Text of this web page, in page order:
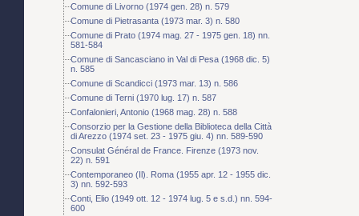
Comune di Livorno (1974 gen. 28) n. 579
Comune di Pietrasanta (1973 mar. 3) n. 580
Comune di Prato (1974 mag. 27 - 1975 gen. 18) nn.
581-584
Comune di Sancasciano in Val di Pesa (1968 dic. 5)
n. 585
Comune di Scandicci (1973 mar. 13) n. 586
Comune di Terni (1970 lug. 17) n. 587
Confalonieri, Antonio (1968 mag. 28) n. 588
Consorzio per la Gestione della Biblioteca della Città
di Arezzo (1974 set. 23 - 1975 giu. 4) nn. 589-590
Consulat Général de France. Firenze (1973 nov.
22) n. 591
Contemporaneo (Il). Roma (1955 apr. 12 - 1955 dic.
3) nn. 592-593
Conti, Elio (1949 ott. 12 - 1974 lug. 5 e s.d.) nn. 594-
600